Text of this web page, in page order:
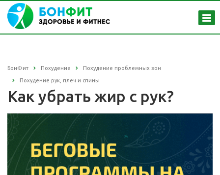
БонФит Похудение Похудение проблемных зон
Похудение рук, плеч и спины
Как убрать жир с рук?